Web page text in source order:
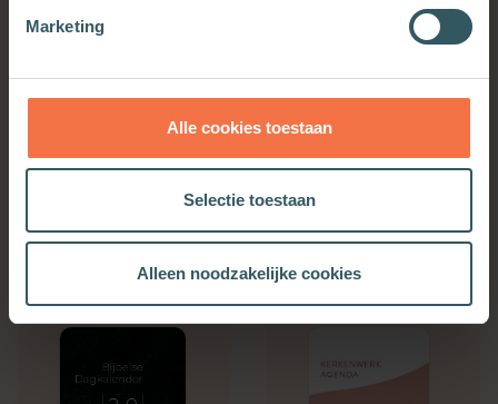
Marketing
Alle cookies toestaan
Selectie toestaan
Alleen noodzakelijke cookies
Meer informatie
OOK INTERESSANT